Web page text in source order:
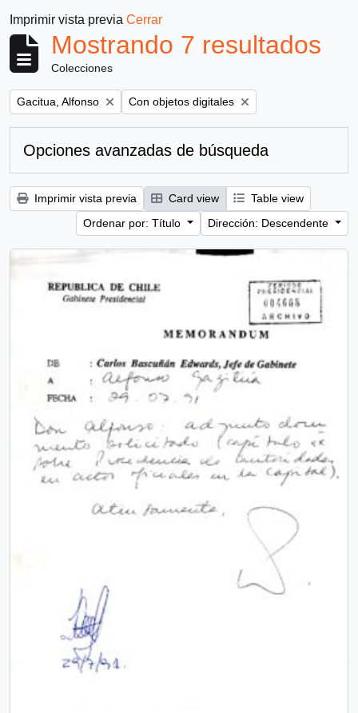
Imprimir vista previa Cerrar
Mostrando 7 resultados
Colecciones
Remove filter:
Gacitua, Alfonso Remove filter:
Con objetos digitales
Opciones avanzadas de búsqueda
Imprimir vista previa Card view
Table view
Ordenar por: Título
Dirección: Descendente